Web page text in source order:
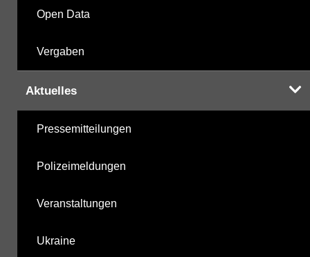
Open Data
Vergaben
Aktuelles
Pressemitteilungen
Polizeimeldungen
Veranstaltungen
Ukraine